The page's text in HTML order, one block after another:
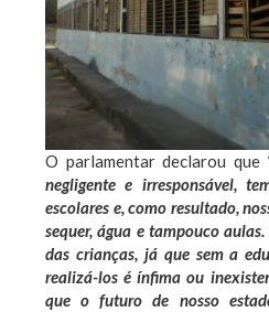
O parlamentar declarou que
negligente e irresponsável,
escolares e, como resultado,
sequer, água e tampouco
das crianças, já que sem a
realizá-los é ínfima ou
que o futuro de nosso